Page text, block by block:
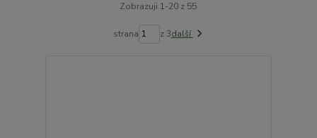
Zobrazuji 1-20 z 55
strana z 3další